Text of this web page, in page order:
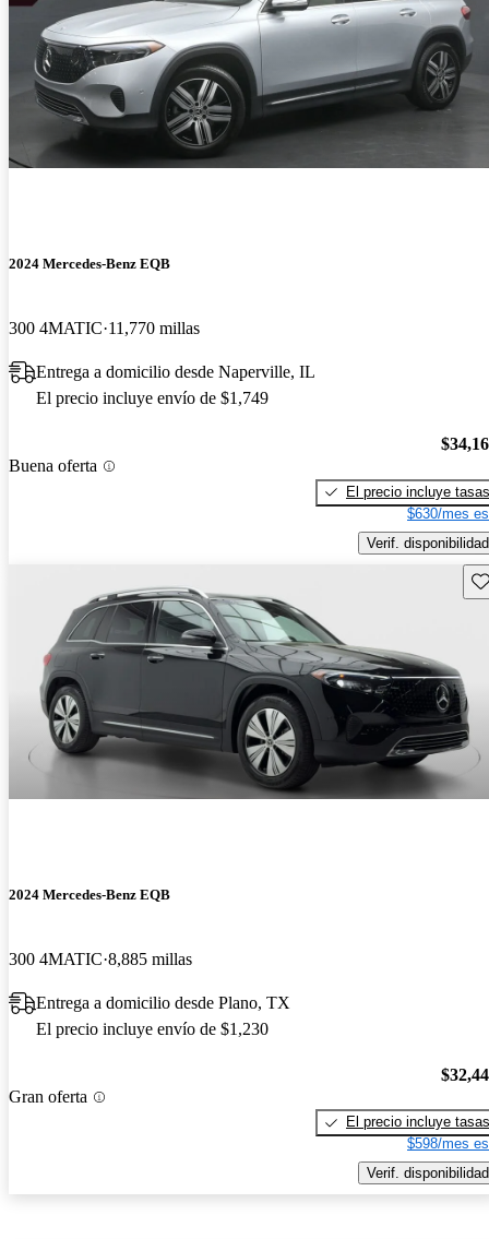
2024 Mercedes-Benz EQB
300 4MATIC 11,770 millas
Entrega a domicilio desde Naperville, IL
El precio incluye envío de $1,749
Buena oferta
El precio incluye tasas
$630/mes
Verif. disponibilidad
2024 Mercedes-Benz EQB
300 4MATIC 8,885 millas
Entrega a domicilio desde Plano, TX
El precio incluye envío de $1,230
Gran oferta
El precio incluye tasas
$598/mes
Verif. disponibilidad